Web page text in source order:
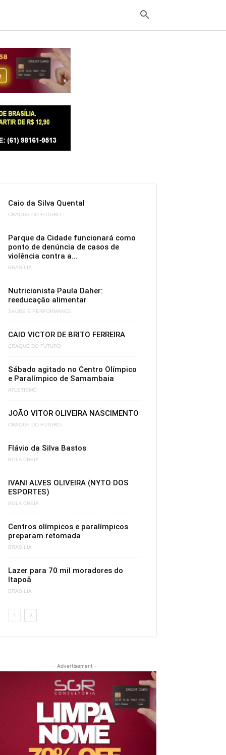
Caio da Silva Quental
CRAQUE DO FUTURO
Parque da Cidade funcionará como
ponto de denúncia de casos de
violência contra a...
BRASÍLIA
Nutricionista Paula Daher:
reeducação alimentar
SAÚDE E PERFORMANCE
CAIO VICTOR DE BRITO FERREIRA
CRAQUE DO FUTURO
Sábado agitado no Centro Olímpico
e Paralímpico de Samambaia
ATLETISMO
JOÃO VITOR OLIVEIRA NASCIMENTO
CRAQUE DO FUTURO
Flávio da Silva Bastos
BOLA CHEIA
IVANI ALVES OLIVEIRA (NYTO DOS
ESPORTES)
BOLA CHEIA
Centros olímpicos e paralímpicos
preparam retomada
BRASÍLIA
Lazer para 70 mil moradores do
Itapoã
BRASÍLIA
- Advertisement -